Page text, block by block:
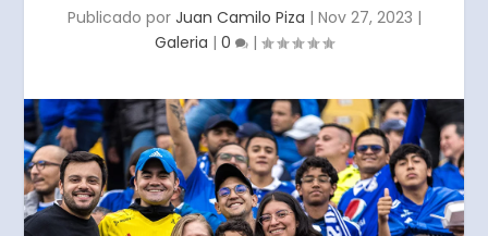
Publicado por Juan Camilo Piza | Nov 27, 2023 |
Galeria | 0 |